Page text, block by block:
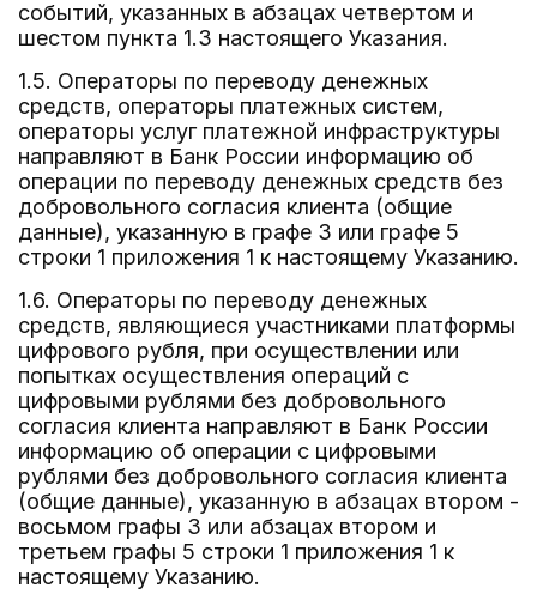
событий, указанных в абзацах четвертом и
шестом пункта 1.3 настоящего Указания.
1.5. Операторы по переводу денежных
средств, операторы платежных систем,
операторы услуг платежной инфраструктуры
направляют в Банк России информацию об
операции по переводу денежных средств без
добровольного согласия клиента (общие
данные), указанную в графе 3 или графе 5
строки 1 приложения 1 к настоящему Указанию.
1.6. Операторы по переводу денежных
средств, являющиеся участниками платформы
цифрового рубля, при осуществлении или
попытках осуществления операций с
цифровыми рублями без добровольного
согласия клиента направляют в Банк России
информацию об операции с цифровыми
рублями без добровольного согласия клиента
(общие данные), указанную в абзацах втором -
восьмом графы 3 или абзацах втором и
третьем графы 5 строки 1 приложения 1 к
настоящему Указанию.